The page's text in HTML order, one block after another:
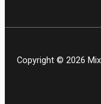
Copyright © 2026